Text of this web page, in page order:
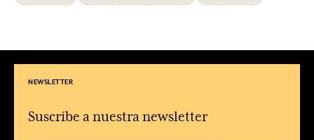
NEWSLETTER
Suscríbe a nuestra newsletter